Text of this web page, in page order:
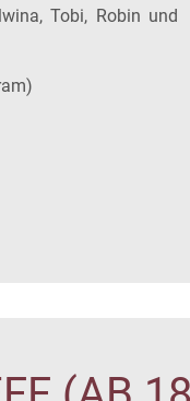
Tobi, Robin und